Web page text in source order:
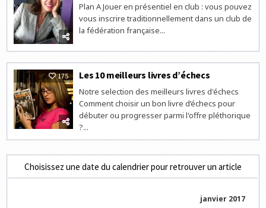
Plan A Jouer en présentiel en club : vous pouvez
vous inscrire traditionnellement dans un club de
la fédération française...
175 Les 10 meilleurs livres d’échecs
Notre selection des meilleurs livres d'échecs
Comment choisir un bon livre d’échecs pour
débuter ou progresser parmi l'offre pléthorique
?...
Choisissez une date du calendrier pour retrouver un article
janvier 2017